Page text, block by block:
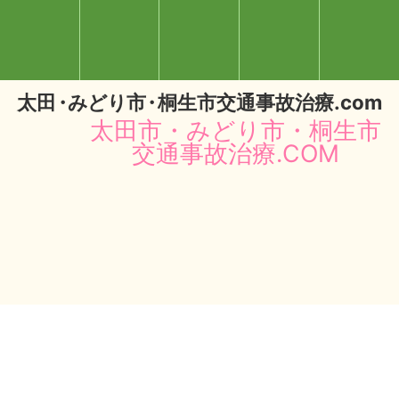
太田・みどり市・桐生市交通事故治療.com
太田市・みどり市・桐生市
交通事故治療.COM